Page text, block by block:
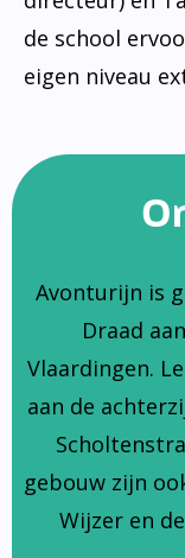
de school
eigen niveau
Avonturijn is
Draad
Vlaardingen.
aan de
gebouw zijn
Wijzer en